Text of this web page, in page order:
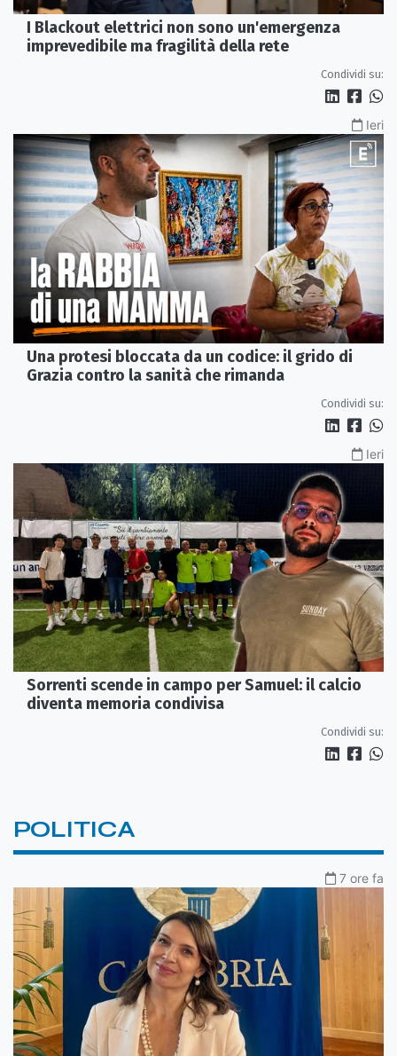
I Blackout elettrici non sono un'emergenza
imprevedibile ma fragilità della rete
Condividi su:
Ieri
Una protesi bloccata da un codice: il grido di
Grazia contro la sanità che rimanda
Condividi su:
Ieri
Sorrenti scende in campo per Samuel: il calcio
diventa memoria condivisa
Condividi su:
POLITICA
7 ore fa